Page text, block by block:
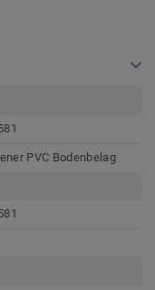
PVC Bodenbelag